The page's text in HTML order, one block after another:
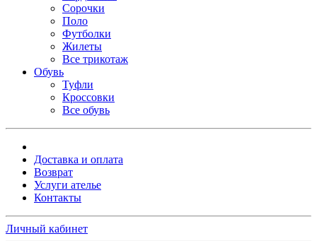
Сорочки
Поло
Футболки
Жилеты
Все трикотаж
Обувь
Туфли
Кроссовки
Все обувь
Доставка и оплата
Возврат
Услуги ателье
Контакты
Личный кабинет